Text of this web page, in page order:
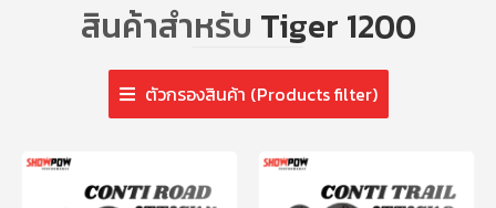
สินค้าสำหรับ Tiger 1200
ตัวกรองสินค้า (Products filter)